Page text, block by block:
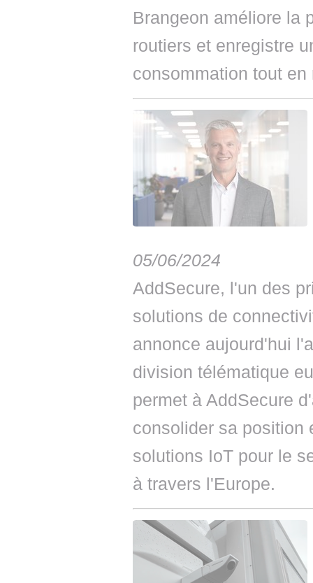
Brangeon améliore la
routiers et enregistre
consommation tout
05/06/2024
AddSecure, l'un des
solutions de
annonce aujourd'hui
division télématique
permet à AddSecure
consolider sa position
solutions IoT pour le
à travers l'Europe.